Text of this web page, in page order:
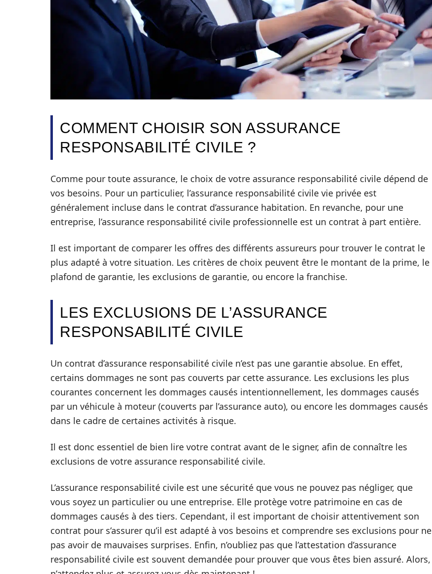
COMMENT CHOISIR SON ASSURANCE
RESPONSABILITÉ CIVILE ?
Comme pour toute assurance, le choix de votre assurance responsabilité civile dépend de
vos besoins. Pour un particulier, l’assurance responsabilité civile vie privée est
généralement incluse dans le contrat d’assurance habitation. En revanche, pour une
entreprise, l’assurance responsabilité civile professionnelle est un contrat à part entière.
Il est important de comparer les offres des différents assureurs pour trouver le contrat le
plus adapté à votre situation. Les critères de choix peuvent être le montant de la prime, le
plafond de garantie, les exclusions de garantie, ou encore la franchise.
LES EXCLUSIONS DE L’ASSURANCE
RESPONSABILITÉ CIVILE
Un contrat d’assurance responsabilité civile n’est pas une garantie absolue. En effet,
certains dommages ne sont pas couverts par cette assurance. Les exclusions les plus
courantes concernent les dommages causés intentionnellement, les dommages causés
par un véhicule à moteur (couverts par l’assurance auto), ou encore les dommages causés
dans le cadre de certaines activités à risque.
Il est donc essentiel de bien lire votre contrat avant de le signer, afin de connaître les
exclusions de votre assurance responsabilité civile.
L’assurance responsabilité civile est une sécurité que vous ne pouvez pas négliger, que
vous soyez un particulier ou une entreprise. Elle protège votre patrimoine en cas de
dommages causés à des tiers. Cependant, il est important de choisir attentivement son
contrat pour s’assurer qu’il est adapté à vos besoins et comprendre ses exclusions pour ne
pas avoir de mauvaises surprises. Enfin, n’oubliez pas que l’attestation d’assurance
responsabilité civile est souvent demandée pour prouver que vous êtes bien assuré. Alors,